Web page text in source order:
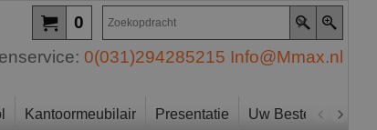
0
0(031)294285215 Info@Mmax.nl
Kantoormeubilair Presentatie Uw Bestelling